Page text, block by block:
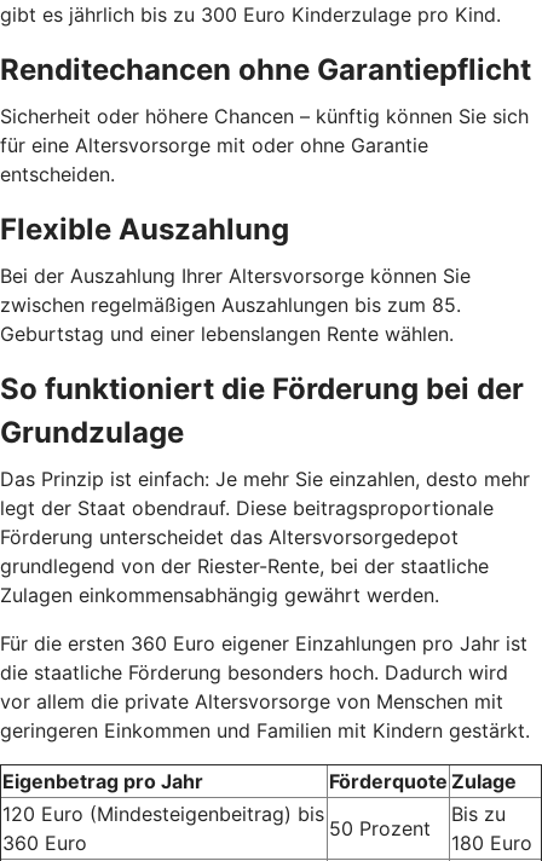
gibt es jährlich bis zu 300 Euro Kinderzulage pro Kind.
Renditechancen ohne Garantiepflicht
Sicherheit oder höhere Chancen – künftig können Sie sich
für eine Altersvorsorge mit oder ohne Garantie
entscheiden.
Flexible Auszahlung
Bei der Auszahlung Ihrer Altersvorsorge können Sie
zwischen regelmäßigen Auszahlungen bis zum 85.
Geburtstag und einer lebenslangen Rente wählen.
So funktioniert die Förderung bei der
Grundzulage
Das Prinzip ist einfach: Je mehr Sie einzahlen, desto mehr
legt der Staat obendrauf. Diese beitragsproportionale
Förderung unterscheidet das Altersvorsorgedepot
grundlegend von der Riester-Rente, bei der staatliche
Zulagen einkommensabhängig gewährt werden.
Für die ersten 360 Euro eigener Einzahlungen pro Jahr ist
die staatliche Förderung besonders hoch. Dadurch wird
vor allem die private Altersvorsorge von Menschen mit
geringeren Einkommen und Familien mit Kindern gestärkt.
Eigenbetrag pro Jahr Förderquote Zulage
120 Euro (Mindesteigenbeitrag) bis
360 Euro
50 Prozent
Bis zu
180 Euro